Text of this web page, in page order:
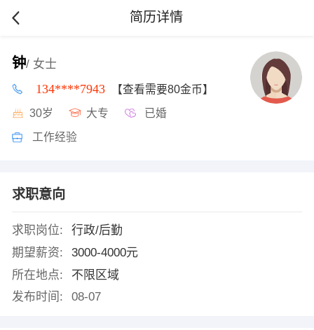
简历详情
钟/ 女士
134****7943 【查看需要80金币】
30岁 大专 已婚
工作经验
求职意向
求职岗位:
行政/后勤
期望薪资:
3000-4000元
所在地点:
不限区域
发布时间:
08-07